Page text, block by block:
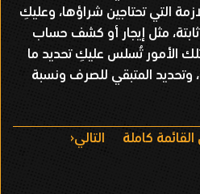
التي تحتاجين شراؤها، وعليكِ
مثل إيجار أو كشف حساب
الأمور تُسلس عليكِ تحديد ما
المتبقي للصرف ونسبة
كاملة التالي